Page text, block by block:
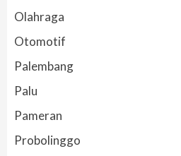
Olahraga
Otomotif
Palembang
Palu
Pameran
Probolinggo